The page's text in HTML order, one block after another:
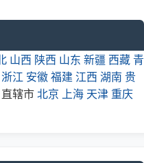
山西 陕西 山东 新疆 西藏 青
浙江 安徽福建 江西 湖南 贵
直辖市北京 上海 天津 重庆